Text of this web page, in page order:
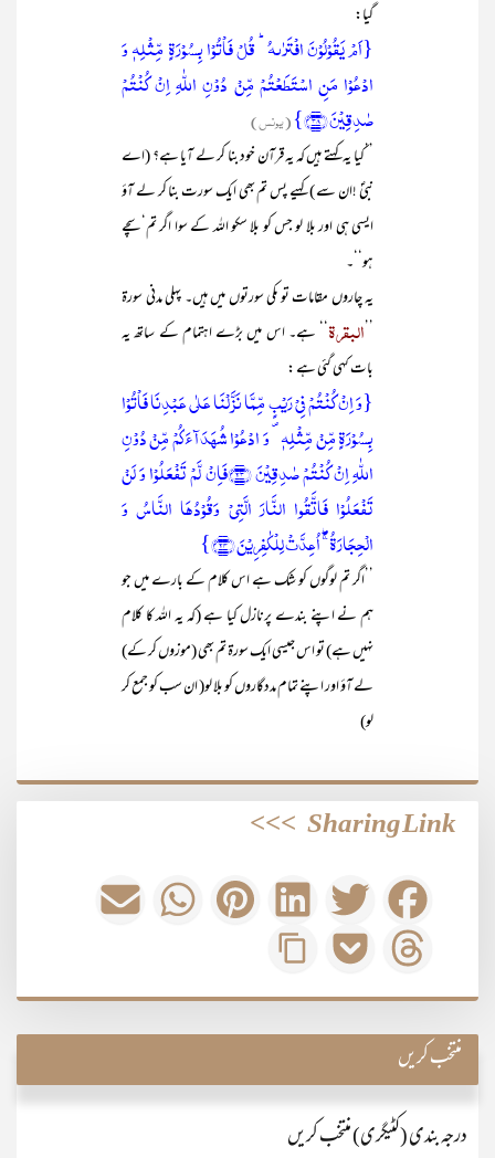
گیا:
{اَمۡ یَقُوۡلُوۡنَ افۡتَرٰىہُ ؕ قُلۡ فَاۡتُوۡا بِسُوۡرَۃٍ مِّثۡلِہٖ وَ
ادۡعُوۡا مَنِ اسۡتَطَعۡتُمۡ مِّنۡ دُوۡنِ اللّٰہِ اِنۡ کُنۡتُمۡ
صٰدِقِیۡنَ ﴿۳۸﴾}
(یونس)
’’کیا یہ کہتے ہیں کہ یہ قرآن خود بنا کر لے آیا ہے؟ (اے
نبیؐ !ان سے ) کہیے پس تم بھی ایک سورت بنا کر لے آؤ
ایسی ہی اور بلا لو جس کو بلا سکو اللہ کے سوا اگر تم‘سچے
ہو‘‘۔
یہ چاروں مقامات تو مکی سورتوں میں ہیں۔ پہلی مدنی سورۃ
البقرۃ ‘‘ ہے۔ اس میں بڑے اہتمام کے ساتھ یہ
بات کہی گئی ہے :
{وَ اِنۡ کُنۡتُمۡ فِیۡ رَیۡبٍ مِّمَّا نَزَّلۡنَا عَلٰی عَبۡدِنَا فَاۡتُوۡا
بِسُوۡرَۃٍ مِّنۡ مِّثۡلِہٖ ۪ وَ ادۡعُوۡا شُہَدَآءَکُمۡ مِّنۡ دُوۡنِ
اللّٰہِ اِنۡ کُنۡتُمۡ صٰدِقِیۡنَ ﴿۲۳﴾فَاِنۡ لَّمۡ تَفۡعَلُوۡا وَ لَنۡ
تَفۡعَلُوۡا فَاتَّقُوا النَّارَ الَّتِیۡ وَقُوۡدُہَا النَّاسُ وَ
الۡحِجَارَۃُ ۚۖ اُعِدَّتۡ لِلۡکٰفِرِیۡنَ ﴿۲۴﴾}
’’اگر تم لوگوں کو شک ہے اس کلام کے بارے میں جو
ہم نے اپنے بندے پرنازل کیا ہے (کہ یہ اللہ کا کلام
نہیں ہے) تو اس جیسی ایک سورۃ تم بھی (موزوں کر کے)
لے آؤ اور اپنے تمام مددگاروں کو بلا لو( ان سب کو جمع کر
لو)
Sharing Link
>>>
منتخب کریں
درجہ بندی (کٹیگری) منتخب کریں